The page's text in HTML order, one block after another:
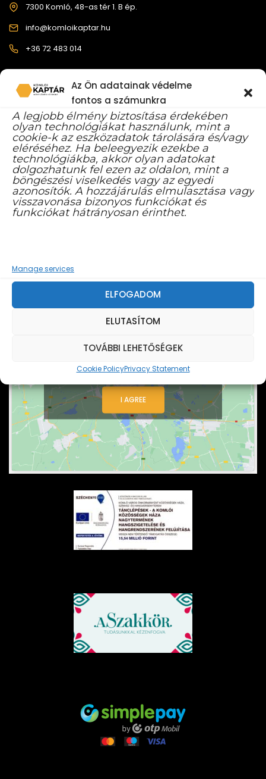
Az Ön adatainak védelme
fontos a számunkra
A legjobb élmény biztosítása érdekében
olyan technológiákat használunk, mint a
cookie-k az eszközadatok tárolására és/vagy
eléréséhez. Ha beleegyezik ezekbe a
technológiákba, akkor olyan adatokat
dolgozhatunk fel ezen az oldalon, mint a
böngészési viselkedés vagy az egyedi
azonosítók. A hozzájárulás elmulasztása vagy
visszavonása bizonyos funkciókat és
funkciókat hátrányosan érinthet.
Manage services
ELFOGADOM
ELUTASÍTOM
TOVÁBBI LEHETŐSÉGEK
Cookie PolicyPrivacy Statement
7300 Komló, 48-as tér 1. B ép.
info@komloikaptar.hu
+36 72 483 014
FACEBOOK YOUTUBE CSATORNA
Cookie Policy
I AGREE